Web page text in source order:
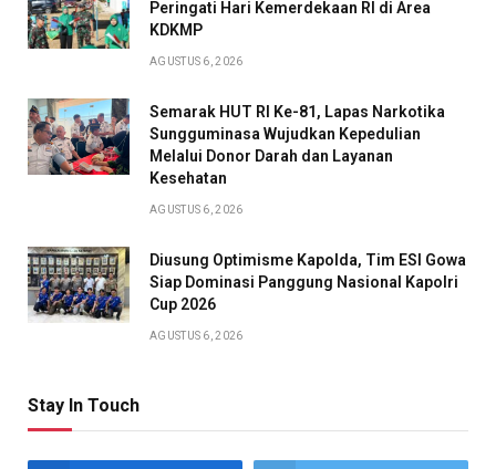
Peringati Hari Kemerdekaan RI di Area
KDKMP
AGUSTUS 6, 2026
Semarak HUT RI Ke-81, Lapas Narkotika
Sungguminasa Wujudkan Kepedulian
Melalui Donor Darah dan Layanan
Kesehatan
AGUSTUS 6, 2026
Diusung Optimisme Kapolda, Tim ESI Gowa
Siap Dominasi Panggung Nasional Kapolri
Cup 2026
AGUSTUS 6, 2026
Stay In Touch